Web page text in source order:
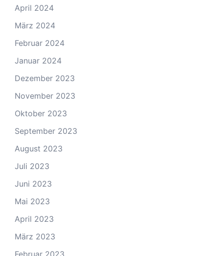
April 2024
März 2024
Februar 2024
Januar 2024
Dezember 2023
November 2023
Oktober 2023
September 2023
August 2023
Juli 2023
Juni 2023
Mai 2023
April 2023
März 2023
Februar 2023